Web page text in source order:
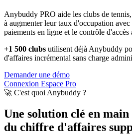
Anybuddy PRO aide les clubs de
à augmenter leur taux d'occupation
paiements en ligne et le contrôle d'accès
+1 500 clubs utilisent déjà Anybuddy
d'affaires incrémental sans charge
Demander une démo
Connexion Espace Pro
🚀 C'est quoi Anybuddy ?
Une solution clé en
du chiffre d'affaires